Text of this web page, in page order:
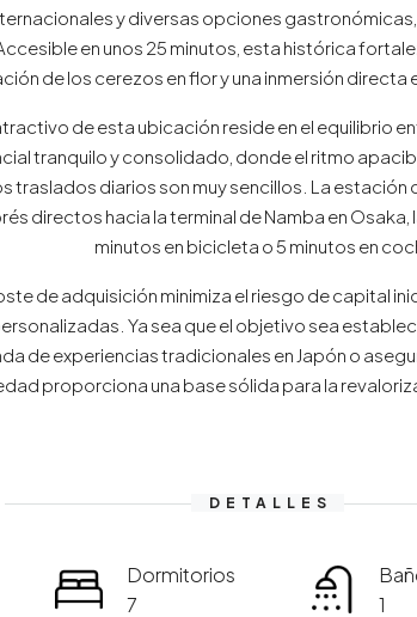
y diversas opciones
en unos 25 minutos, esta histórica
de los cerezos en flor y una inmersión directa
de esta ubicación reside en el equilibrio
tranquilo y consolidado, donde el ritmo
diarios son muy sencillos. La estación
directos hacia la terminal de Namba en
minutos en bicicleta o 5 minutos en
de adquisición minimiza el riesgo de capital
Ya sea que el objetivo sea
de experiencias tradicionales en Japón o
proporciona una base sólida para la
DETALLES
Dormitorios
7
1